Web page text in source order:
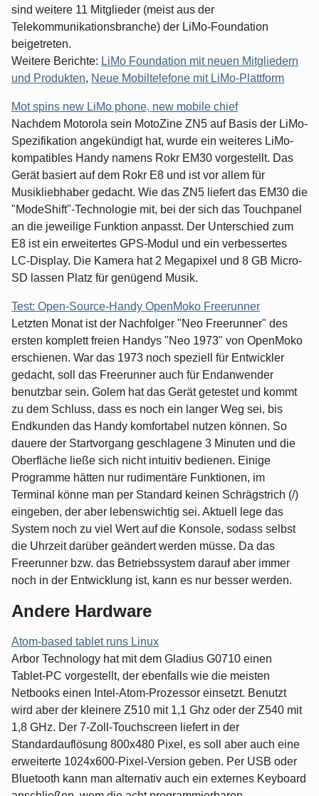
sind weitere 11 Mitglieder (meist aus der
Telekommunikationsbranche) der LiMo-Foundation
beigetreten.
Weitere Berichte: LiMo Foundation mit neuen Mitgliedern
und Produkten, Neue Mobiltelefone mit LiMo-Plattform
Mot spins new LiMo phone, new mobile chief
Nachdem Motorola sein MotoZine ZN5 auf Basis der LiMo-
Spezifikation angekündigt hat, wurde ein weiteres LiMo-
kompatibles Handy namens Rokr EM30 vorgestellt. Das
Gerät basiert auf dem Rokr E8 und ist vor allem für
Musikliebhaber gedacht. Wie das ZN5 liefert das EM30 die
"ModeShift"-Technologie mit, bei der sich das Touchpanel
an die jeweilige Funktion anpasst. Der Unterschied zum
E8 ist ein erweitertes GPS-Modul und ein verbessertes
LC-Display. Die Kamera hat 2 Megapixel und 8 GB Micro-
SD lassen Platz für genügend Musik.
Test: Open-Source-Handy OpenMoko Freerunner
Letzten Monat ist der Nachfolger "Neo Freerunner" des
ersten komplett freien Handys "Neo 1973" von OpenMoko
erschienen. War das 1973 noch speziell für Entwickler
gedacht, soll das Freerunner auch für Endanwender
benutzbar sein. Golem hat das Gerät getestet und kommt
zu dem Schluss, dass es noch ein langer Weg sei, bis
Endkunden das Handy komfortabel nutzen können. So
dauere der Startvorgang geschlagene 3 Minuten und die
Oberfläche ließe sich nicht intuitiv bedienen. Einige
Programme hätten nur rudimentäre Funktionen, im
Terminal könne man per Standard keinen Schrägstrich (/)
eingeben, der aber lebenswichtig sei. Aktuell lege das
System noch zu viel Wert auf die Konsole, sodass selbst
die Uhrzeit darüber geändert werden müsse. Da das
Freerunner bzw. das Betriebssystem darauf aber immer
noch in der Entwicklung ist, kann es nur besser werden.
Andere Hardware
Atom-based tablet runs Linux
Arbor Technology hat mit dem Gladius G0710 einen
Tablet-PC vorgestellt, der ebenfalls wie die meisten
Netbooks einen Intel-Atom-Prozessor einsetzt. Benutzt
wird aber der kleinere Z510 mit 1,1 Ghz oder der Z540 mit
1,8 GHz. Der 7-Zoll-Touchscreen liefert in der
Standardauflösung 800x480 Pixel, es soll aber auch eine
erweiterte 1024x600-Pixel-Version geben. Per USB oder
Bluetooth kann man alternativ auch ein externes Keyboard